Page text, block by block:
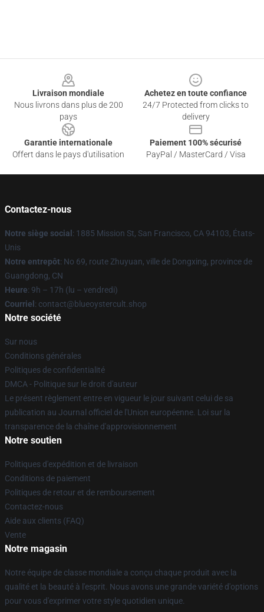
Livraison mondiale
Nous livrons dans plus de 200
pays
Achetez en toute confiance
24/7 Protected from clicks to
delivery
Garantie internationale
Offert dans le pays d'utilisation
Paiement 100% sécurisé
PayPal / MasterCard / Visa
Contactez-nous
Notre siège social : 1885 Mission St, San Francisco, CA 94103, États-
Unis
Notre entrepôt: No 69, route Zhuyuan, ville de Dongxing, province de
Guangdong, CN
Heure: 9h – 17h (lu – vendredi)
Courriel : contact@blueoystercult.shop
Notre société
Sur nous
Conditions générales
Politiques de confidentialité
DMCA - Politique sur le droit d'auteur
Le présent règlement entre en vigueur le jour suivant celui de sa
publication au Journal officiel de l'Union européenne. Loi sur la
transparence de la chaîne d'approvisionnement
Notre soutien
Politiques d'expédition et de livraison
Conditions de paiement
Politiques de retour et de remboursement
Contactez-nous
Aide aux clients (FAQ)
Vente
Notre magasin
Notre équipe de classe mondiale a conçu chaque produit avec la
qualité et la beauté à l'esprit. Nous avons une grande variété d'options
pour vous d'exprimer votre style quotidien unique.